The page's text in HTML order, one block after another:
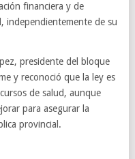
financiera y de
independientemente de su
presidente del bloque
y reconoció que la ley es
de salud, aunque
para asegurar la
provincial.